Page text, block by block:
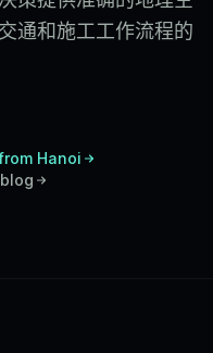
通和施工工作流程的
Hanoi